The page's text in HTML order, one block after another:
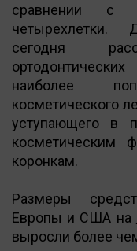
сравнении с
сегодня
наиболее
косметического
уступающего в
косметическим
коронкам.
Размеры
Европы и США на
выросли более